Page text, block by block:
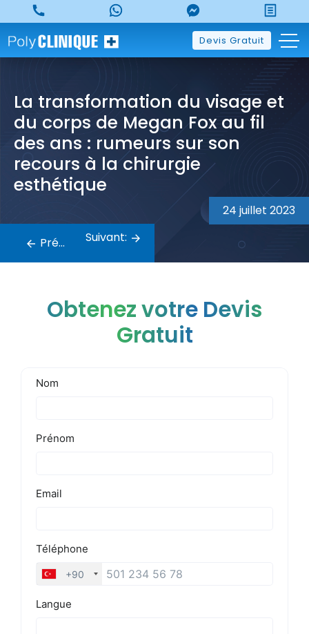
to
content
Devis Gratuit
La transformation du visage et
du corps de Megan Fox au fil
des ans : rumeurs sur son
recours à la chirurgie
esthétique
24 juillet 2023
Navigation
dePrécédent: Suivant:
Obtenez votre Devis
Gratuit